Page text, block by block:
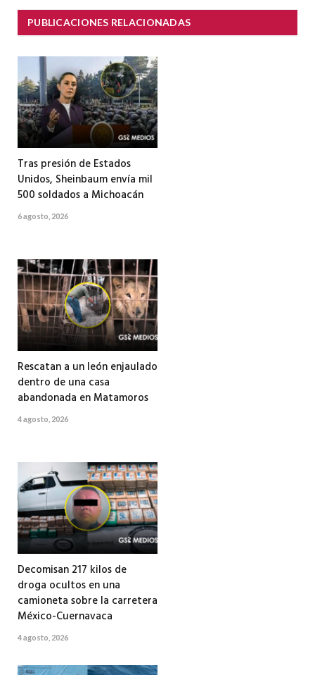
PUBLICACIONES RELACIONADAS
Tras presión de Estados
Unidos, Sheinbaum envía mil
500 soldados a Michoacán
6 agosto, 2026
Rescatan a un león enjaulado
dentro de una casa
abandonada en Matamoros
4 agosto, 2026
Decomisan 217 kilos de
droga ocultos en una
camioneta sobre la carretera
México-Cuernavaca
4 agosto, 2026